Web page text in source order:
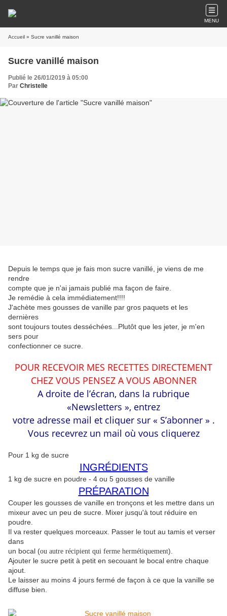
MENU
Accueil » Sucre vanillé maison
Sucre vanillé maison
Publié le 26/01/2019 à 05:00
Par Christelle
Depuis le temps que je fais mon sucre vanillé, je viens de me
rendre
compte que je n'ai jamais publié ma façon de faire.
Je remédie à cela immédiatement!!!!
J'achète mes gousses de vanille par gros paquets et les
dernières
sont toujours toutes desséchées...Plutôt que les jeter, je m'en
sers pour
confectionner ce sucre.
POUR RECEVOIR MES RECETTES DIRECTEMENT
CHEZ VOUS PENSEZ A VOUS ABONNER
A droite de l’écran, dans la rubrique
«Newsletters », entrez
votre adresse mail et cliquer sur « S’abonner » .
Vous recevrez un mail où vous cliquerez
Pour 1 kg de sucre
INGRÉDIENTS
1 kg de sucre en poudre - 4 ou 5 gousses de vanille
PRÉPARATION
Couper les gousses de vanille en tronçons et les mettre dans un
mixeur avec un peu de sucre. Mixer jusqu'à tout réduire en
poudre.
Il va rester quelques morceaux. Passer le tout au tamis et verser
dans
un bocal (ou autre récipient qui ferme hermétiquement).
Ajouter le sucre petit à petit en secouant le bocal entre chaque
ajout.
Le laisser au moins 4 jours fermé de façon à ce que la vanille se
diffuse bien.